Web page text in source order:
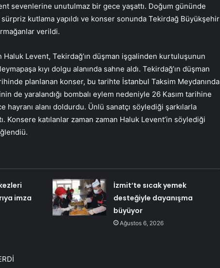
sevenlerine unutulmaz bir gece yaşattı. Doğum gününde
sürpriz kutlama yapıldı ve konser sonunda Tekirdağ Büyükşehir
verildi.
Levent, Tekirdağ’ın düşman işgalinden kurtuluşunun
kıyı dolgu alanında sahne aldı. Tekirdağ’ın düşman
planlanan konser, bu tarihte İstanbul Taksim Meydanında
de yaralandığı bombalı eylem nedeniyle 26 Kasım tarihine
hayranı alanı doldurdu. Ünlü sanatçı söylediği şarkılarla
Konsere katılanlar zaman zaman Haluk Levent’in söylediği
imza
İzmit’te sıcak yemek
desteğiyle dayanışma
büyüyor
Ağustos 6, 2026